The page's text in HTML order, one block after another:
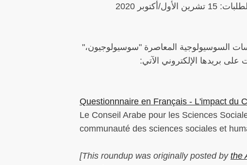
السوسيولوجية المعاصرة "سوسيولوجيون،"
بريدها الإلكتروني الآتي‫:
Questionnnaire en Français - L'impact du
Le Conseil Arabe pour les Sciences
communauté des sciences sociales et
[This roundup was originally posted by the